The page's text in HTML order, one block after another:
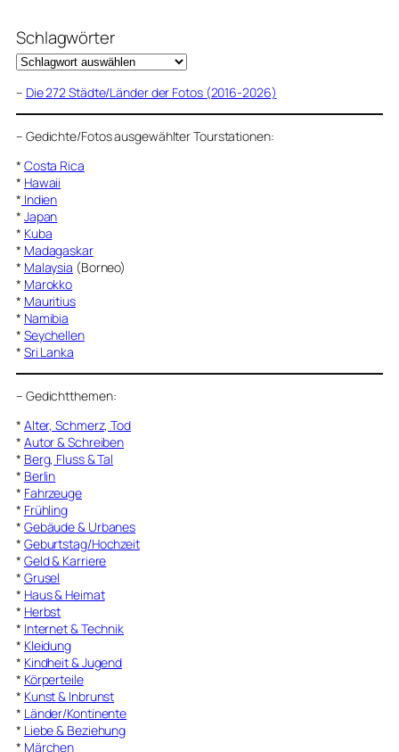
Schlagwörter
– Die 272 Städte/Länder der Fotos (2016-2026)
– Gedichte/Fotos ausgewählter Tourstationen:
* Costa Rica
* Hawaii
* Indien
* Japan
* Kuba
* Madagaskar
* Malaysia (Borneo)
* Marokko
* Mauritius
* Namibia
* Seychellen
* Sri Lanka
– Gedichtthemen:
* Alter, Schmerz, Tod
* Autor & Schreiben
* Berg, Fluss & Tal
* Berlin
* Fahrzeuge
* Frühling
* Gebäude & Urbanes
* Geburtstag/Hochzeit
* Geld & Karriere
* Grusel
* Haus & Heimat
* Herbst
* Internet & Technik
* Kleidung
* Kindheit & Jugend
* Körperteile
* Kunst & Inbrunst
* Länder/Kontinente
* Liebe & Beziehung
* Märchen